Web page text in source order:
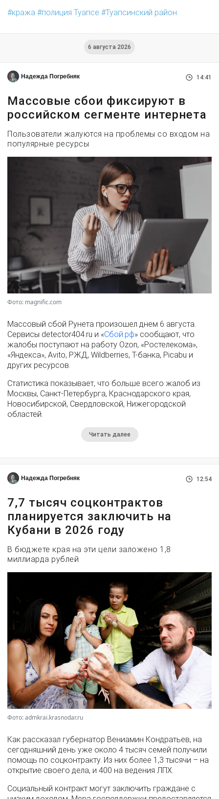
кража
полиция Туапсе Туапсинский район
6 августа 2026
Надежда Погребняк 14:41
Массовые сбои фиксируют в
российском сегменте интернета
Пользователи жалуются на проблемы со входом на
популярные ресурсы
Фото: magnific.com
Массовый сбой Рунета произошел днем 6 августа.
Сервисы detector404.ru и «Сбой.рф» сообщают, что
жалобы поступают на работу Ozon, «Ростелекома»,
«Яндекса», Avito, РЖД, Wildberries, Т-банка, Picabu и
других ресурсов.
Статистика показывает, что больше всего жалоб из
Москвы, Санкт-Петербурга, Краснодарского края,
Новосибирской, Свердловской, Нижегородской
областей.
Читать далее
Надежда Погребняк 12:54
7,7 тысяч соцконтрактов
планируется заключить на
Кубани в 2026 году
В бюджете края на эти цели заложено 1,8
миллиарда рублей
Фото: admkrai.krasnodar.ru
Как рассказал губернатор Вениамин Кондратьев, на
сегодняшний день уже около 4 тысяч семей получили
помощь по соцконтракту. Из них более 1,3 тысячи – на
открытие своего дела, и 400 на ведения ЛПХ.
Социальный контракт могут заключить граждане с